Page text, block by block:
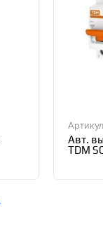
Авт.
TDM